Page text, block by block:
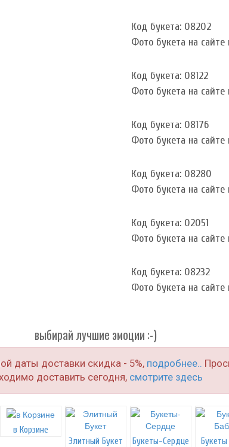
Код букета: 08202
Фото букета на
Код букета: 08122
Фото букета на
Код букета: 08176
Фото букета на
Код букета: 08280
Фото букета на
Код букета: 02051
Фото букета на
Код букета: 08232
Фото букета на
выбирай лучшие эмоции :-)
даты доставки скидка - 5%, подробнее..
доставить сегодня, смотрите здесь
в Корзине
Элитный Букет
Букеты-Сердце Букеты